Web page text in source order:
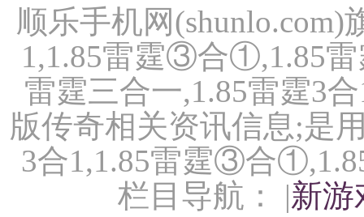
顺乐手机网(shunlo.com)
1,1.85雷霆③合①,1.85雷
雷霆三合一,1.85雷霆3
版传奇相关资讯信息;是
3合1,1.85雷霆③合
栏目导航： |新游